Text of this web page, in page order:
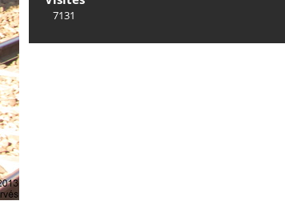
7131